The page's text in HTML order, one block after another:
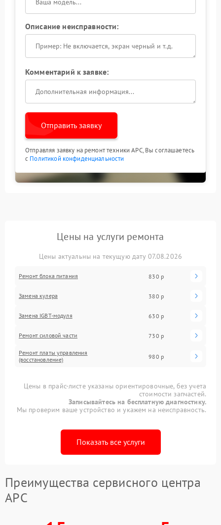
Описание неисправности:
Комментарий к заявке:
Отправить заявку
Отправляя заявку на ремонт техники APC, Вы соглашаетесь
с Политикой конфиденциальности
Цены на услуги ремонта
Цены актуальны на текущую дату 07.08.2026
Ремонт блока питания 830 р
Замена кулера 380 р
Замена IGBT-модуля 630 р
Ремонт силовой части 730 р
Ремонт платы управления
(восстановление)
980 р
Цены в прайс-листе указаны ориентировочные, без учета
стоимости запчастей.
Записывайтесь на бесплатную диагностику.
Мы проверим ваше устройство и укажем на неисправность.
Показать все услуги
Преимущества сервисного центра
APC